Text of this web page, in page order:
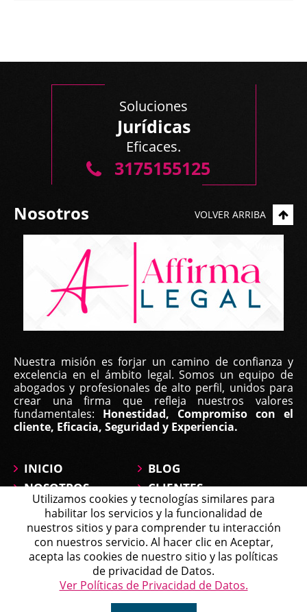
Soluciones
Jurídicas
Eficaces.
3175155125
Nosotros
Nuestra misión es forjar un camino de confianza y
excelencia en el ámbito legal. Somos un equipo de
abogados y profesionales de alto perfil, unidos para
crear una firma que refleja nuestros valores
fundamentales: Honestidad, Compromiso con el
cliente, Eficacia, Seguridad y Experiencia.
VOLVER ARRIBA
INICIO
NOSOTROS
ÁREAS DE
PRÁCTICA
PREGUNTAS
BLOG
CLIENTES
CONTÁCTANOS
MAPA DEL SITIO
Política de Tratamiento de Datos
Copyright © 2026 Affirma Legal • Todos los derechos
Michell
Agente en Línea
Chatea ahora
Utilizamos cookies y tecnologías similares para
habilitar los servicios y la funcionalidad de
nuestros sitios y para comprender tu interacción
con nuestros servicio. Al hacer clic en Aceptar,
acepta las cookies de nuestro sitio y las políticas
de privacidad de Datos.
Ver Políticas de Privacidad de Datos.